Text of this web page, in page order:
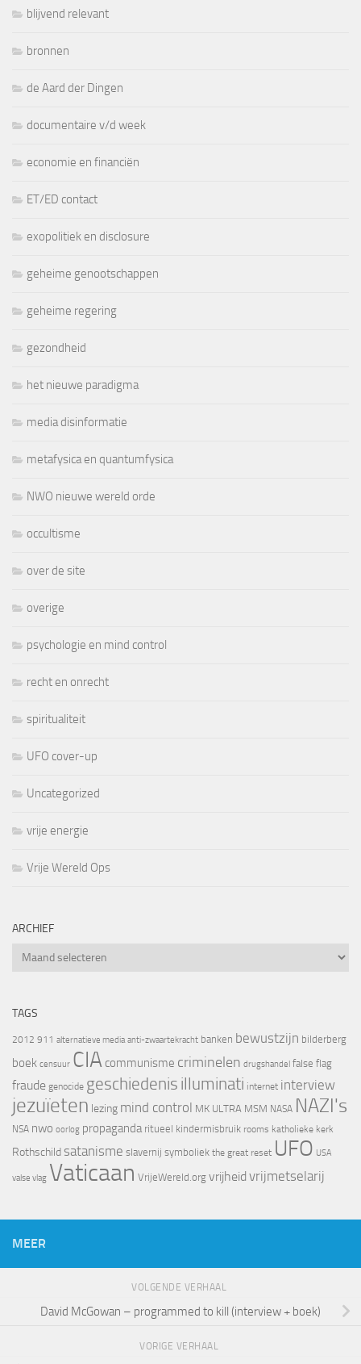
blijvend relevant
bronnen
de Aard der Dingen
documentaire v/d week
economie en financiën
ET/ED contact
exopolitiek en disclosure
geheime genootschappen
geheime regering
gezondheid
het nieuwe paradigma
media disinformatie
metafysica en quantumfysica
NWO nieuwe wereld orde
occultisme
over de site
overige
psychologie en mind control
recht en onrecht
spiritualiteit
UFO cover-up
Uncategorized
vrije energie
Vrije Wereld Ops
ARCHIEF
Archief
TAGS
2012 911 alternatieve media anti-zwaartekracht banken bewustzijn bilderberg
boek censuur CIA communisme criminelen drugshandel false flag
fraude genocide geschiedenis illuminati internet interview
jezuïeten lezing mind control MK ULTRA MSM NASA NAZI's
NSA nwo oorlog propaganda ritueel kindermisbruik rooms katholieke kerk
Rothschild satanisme slavernij symboliek the great reset UFO USA
valse vlag Vaticaan VrijeWereld.org vrijheid vrijmetselarij
MEER
VOLGENDE VERHAAL
David McGowan – programmed to kill (interview + boek)
VORIGE VERHAAL